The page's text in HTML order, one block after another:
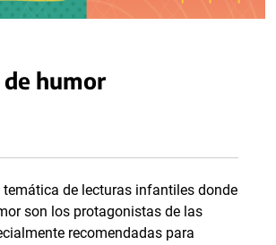
humor
temática de lecturas infantiles donde
son los protagonistas de las
recomendadas para